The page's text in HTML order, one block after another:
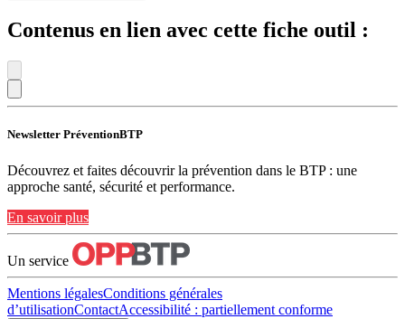
Contenus en lien avec cette fiche outil :
Newsletter PréventionBTP
Découvrez et faites découvrir la prévention dans le BTP : une
approche santé, sécurité et performance.
En savoir plus
Un service
Mentions légalesConditions générales
d’utilisationContactAccessibilité : partiellement conforme